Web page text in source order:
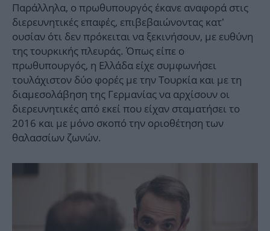
Παράλληλα, ο πρωθυπουργός έκανε αναφορά στις
διερευνητικές επαφές, επιβεβαιώνοντας κατ’
ουσίαν ότι δεν πρόκειται να ξεκινήσουν, με ευθύνη
της τουρκικής πλευράς. Όπως είπε ο
πρωθυπουργός, η Ελλάδα είχε συμφωνήσει
τουλάχιστον δύο φορές με την Τουρκία και με τη
διαμεσολάβηση της Γερμανίας να αρχίσουν οι
διερευνητικές από εκεί που είχαν σταματήσει το
2016 και με μόνο σκοπό την οριοθέτηση των
θαλασσίων ζωνών.